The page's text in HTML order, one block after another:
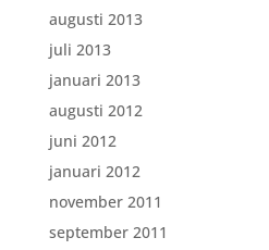
augusti 2013
juli 2013
januari 2013
augusti 2012
juni 2012
januari 2012
november 2011
september 2011